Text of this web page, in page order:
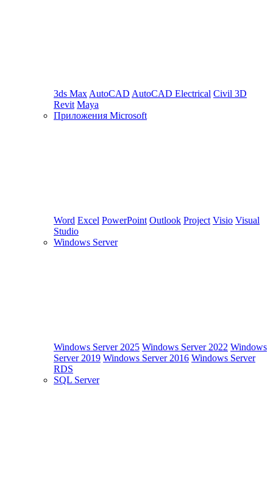
3ds Max AutoCAD AutoCAD Electrical Civil 3D
Revit Maya
Приложения Microsoft
Word Excel PowerPoint Outlook Project Visio Visual
Studio
Windows Server
Windows Server 2025 Windows Server 2022 Windows
Server 2019 Windows Server 2016 Windows Server
RDS
SQL Server